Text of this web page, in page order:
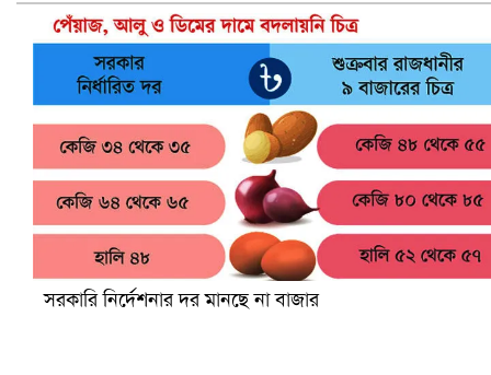
বৈষম্যবিরোধী ছাত্র আন্দোলনের সাধারণ সম্পাদকের পদত্যাগ
সরকারি নির্দেশনার দর মানছে না বাজার